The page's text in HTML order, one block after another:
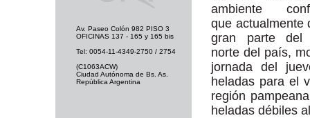
ambiente
que actualmente
gran parte del
norte del país,
jornada del
heladas para el
región
heladas débiles
Av. Paseo Colón 982 PISO 3
OFICINAS 137 - 165 y 165 bis
Tel: 0054-11-4349-2750 / 2754
(C1063ACW)
Ciudad Autónoma de Bs. As.
República Argentina